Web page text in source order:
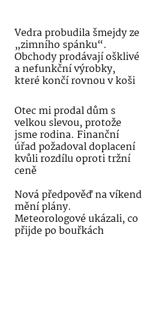
Vedra probudila šmejdy ze
„zimního spánku“.
Obchody prodávají ošklivé
a nefunkční výrobky,
které končí rovnou v koši
Otec mi prodal dům s
velkou slevou, protože
jsme rodina. Finanční
úřad požadoval doplacení
kvůli rozdílu oproti tržní
ceně
Nová předpověď na víkend
mění plány.
Meteorologové ukázali, co
přijde po bouřkách